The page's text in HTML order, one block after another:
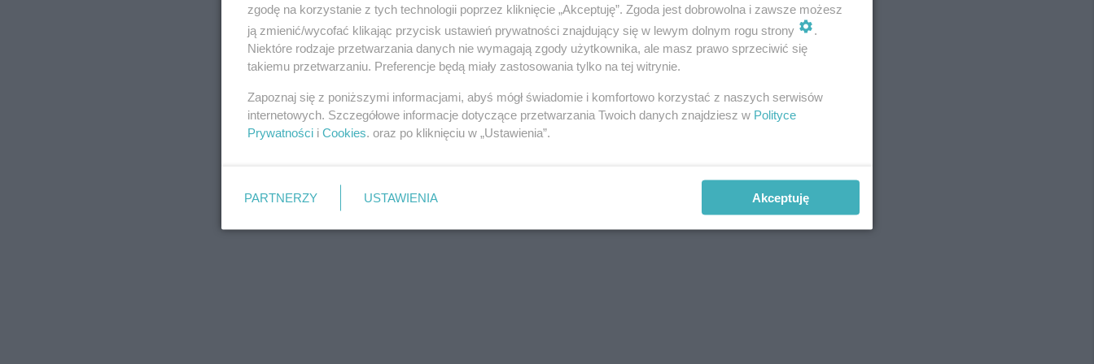
zgodę na korzystanie z tych technologii poprzez kliknięcie „Akceptuję”. Zgoda jest dobrowolna i zawsze możesz
ją zmienić/wycofać klikając przycisk ustawień prywatności znajdujący się w lewym dolnym rogu strony
.
Niektóre rodzaje przetwarzania danych nie wymagają zgody użytkownika, ale masz prawo sprzeciwić się
takiemu przetwarzaniu. Preferencje będą miały zastosowania tylko na tej witrynie.
Zapoznaj się z poniższymi informacjami, abyś mógł świadomie i komfortowo korzystać z naszych serwisów
internetowych. Szczegółowe informacje dotyczące przetwarzania Twoich danych znajdziesz w Polityce
Prywatności i Cookies. oraz po kliknięciu w „Ustawienia”.
PARTNERZY USTAWIENIA Akceptuję